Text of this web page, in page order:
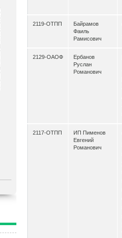
2119-ОТПП
Байрамов
Фаиль
Рамисович
2129-ОАОФ
Ербанов
Руслан
Романович
2117-ОТПП
ИП Пименов
Евгений
Романович